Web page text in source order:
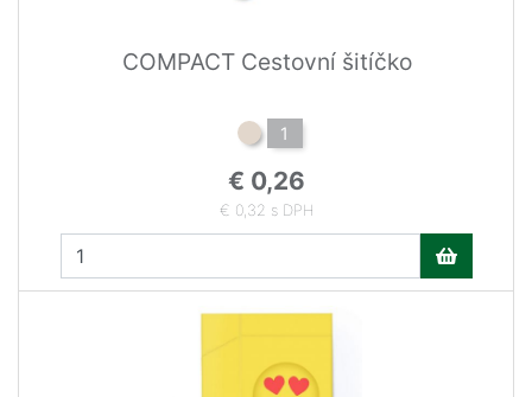
COMPACT Cestovní šitíčko
1
€ 0,26
€ 0,32 s DPH